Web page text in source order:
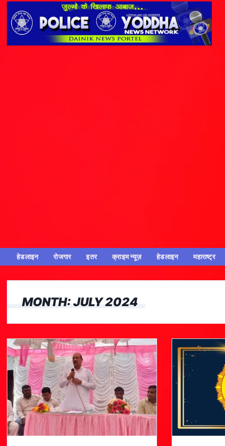
हेडलाइन रोजगार इतर क्राइम न्यूज़ हेडलाइन महाराष्ट्र
MONTH:JULY 2024